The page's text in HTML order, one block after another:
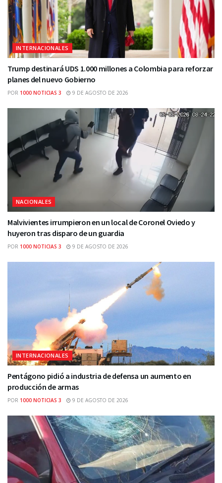
INTERNACIONALES
Trump destinará UDS 1.000 millones a Colombia para reforzar
planes del nuevo Gobierno
POR 1000 NOTICIAS 3 9 DE AGOSTO DE 2026
NACIONALES
Malvivientes irrumpieron en un local de Coronel Oviedo y
huyeron tras disparo de un guardia
POR 1000 NOTICIAS 3 9 DE AGOSTO DE 2026
INTERNACIONALES
Pentágono pidió a industria de defensa un aumento en
producción de armas
POR 1000 NOTICIAS 3 9 DE AGOSTO DE 2026